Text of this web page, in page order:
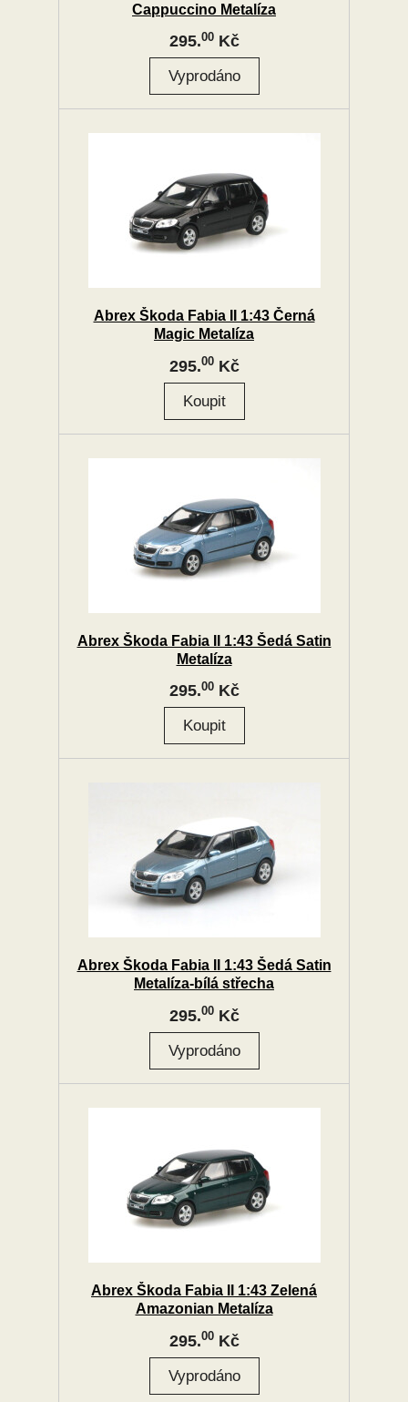
Cappuccino Metalíza
295.00Kč
Abrex Škoda Fabia II 1:43 Černá
Magic Metalíza
295.00Kč
Abrex Škoda Fabia II 1:43 Šedá Satin
Metalíza
295.00Kč
Abrex Škoda Fabia II 1:43 Šedá Satin
Metalíza-bílá střecha
295.00Kč
Abrex Škoda Fabia II 1:43 Zelená
Amazonian Metalíza
295.00Kč